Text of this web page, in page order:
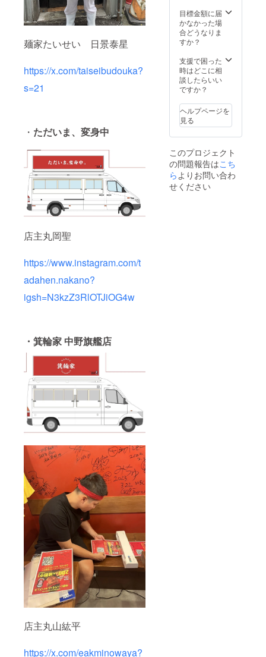
麺家たいせい 日景泰星
https://x.com/taiseibudouka?
s=21
・ ただいま、変身中
店主丸岡聖
https://www.instagram.com/t
adahen.nakano?
igsh=N3kzZ3RlOTJiOG4w
・箕輪家 中野旗艦店
店主丸山紘平
https://x.com/eakminowaya?
送させ
ていた
だきま
ンチ
ケット
は記念
用にし
さい ※
人件費
と郵送
料のた
調整し
てます
※ご了承
くださ
い
目標金額に届
かなかった場
合どうなりま
すか？
支援で困った
時はどこに相
談したらいい
ですか？
ヘルプページを
見る
このプロジェクト
の問題報告はこち
らよりお問い合わ
せください